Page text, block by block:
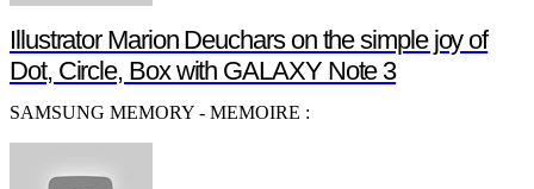
Illustrator Marion Deuchars on the simple joy of
Dot, Circle, Box with GALAXY Note 3
SAMSUNG MEMORY - MEMOIRE :